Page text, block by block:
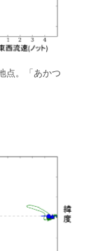
点。「あかつ